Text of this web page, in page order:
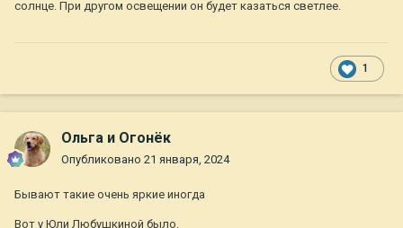
солнце. При другом освещении он будет казаться светлее.
1
Ольга и Огонёк
Опубликовано 21 января, 2024
Бывают такие очень яркие иногда
Вот у Юли Любушкиной было.